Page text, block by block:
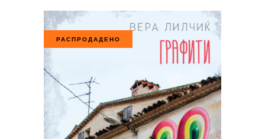
РАСПРОДАДЕНО